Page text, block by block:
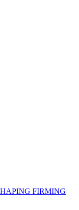
FIRMING